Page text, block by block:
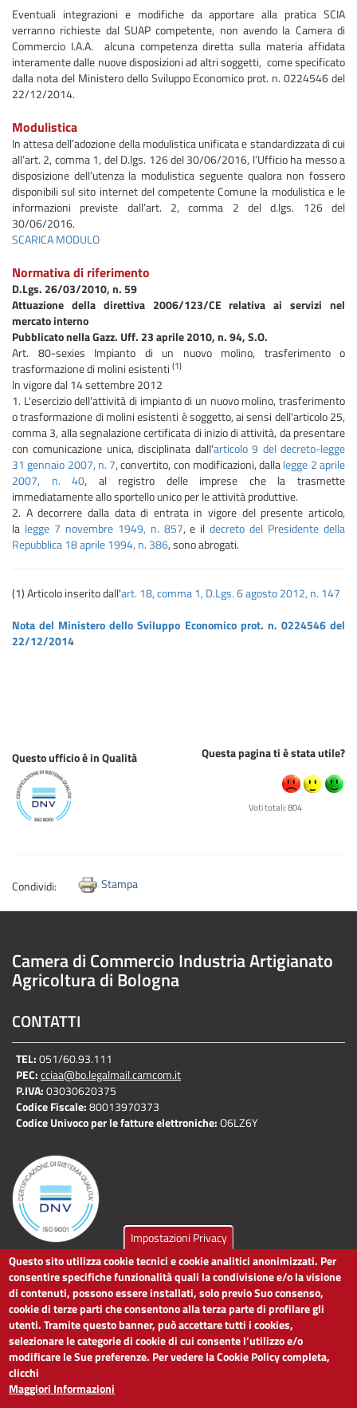
Eventuali integrazioni e modifiche da apportare alla pratica SCIA
verranno richieste dal SUAP competente, non avendo la Camera di
Commercio I.A.A. alcuna competenza diretta sulla materia affidata
interamente dalle nuove disposizioni ad altri soggetti, come specificato
dalla nota del Ministero dello Sviluppo Economico prot. n. 0224546 del
22/12/2014.
Modulistica
In attesa dell’adozione della modulistica unificata e standardizzata di cui
all’art. 2, comma 1, del D.lgs. 126 del 30/06/2016, l’Ufficio ha messo a
disposizione dell’utenza la modulistica seguente qualora non fossero
disponibili sul sito internet del competente Comune la modulistica e le
informazioni previste dall’art. 2, comma 2 del d.lgs. 126 del
30/06/2016.
SCARICA MODULO
Normativa di riferimento
D.Lgs. 26/03/2010, n. 59
Attuazione della direttiva 2006/123/CE relativa ai servizi nel
mercato interno
Pubblicato nella Gazz. Uff. 23 aprile 2010, n. 94, S.O.
Art. 80-sexies Impianto di un nuovo molino, trasferimento o
trasformazione di molini esistenti (1)
In vigore dal 14 settembre 2012
1. L'esercizio dell'attività di impianto di un nuovo molino, trasferimento
o trasformazione di molini esistenti è soggetto, ai sensi dell'articolo 25,
comma 3, alla segnalazione certificata di inizio di attività, da presentare
con comunicazione unica, disciplinata dall'articolo 9 del decreto-legge
31 gennaio 2007, n. 7, convertito, con modificazioni, dallalegge 2 aprile
2007, n. 40, al registro delle imprese che la trasmette
immediatamente allo sportello unico per le attività produttive.
2. A decorrere dalla data di entrata in vigore del presente articolo,
la legge 7 novembre 1949, n. 857, e ildecreto del Presidente della
Repubblica 18 aprile 1994, n. 386, sono abrogati.
(1) Articolo inserito dall'art. 18, comma 1, D.Lgs. 6 agosto 2012, n. 147
Nota del Ministero dello Sviluppo Economico prot. n. 0224546 del
22/12/2014
Questa pagina ti è stata utile?
Voti totali: 804
Questo ufficio è in Qualità
Condividi: Stampa
Camera di Commercio Industria Artigianato
Agricoltura di Bologna
CONTATTI
TEL:051/60.93.111
PEC:cciaa@bo.legalmail.camcom.it
P.IVA:03030620375
Codice Fiscale:80013970373
Codice Univoco per le fatture elettroniche:O6LZ6Y
LINK UTILI
Dichiarazione di accessibilità
Obiettivi di accessibilità
Segnalaci problemi di accessibilità
Note legali
Privacy
Accesso riservato
Impostazioni Privacy
Questo sito utilizza cookie tecnici e cookie analitici anonimizzati. Per
consentire specifiche funzionalità quali la condivisione e/o la visione
di contenuti, possono essere installati, solo previo Suo consenso,
cookie di terze parti che consentono alla terza parte di profilare gli
utenti. Tramite questo banner, può accettare tutti i cookies,
selezionare le categorie di cookie di cui consente l’utilizzo e/o
modificare le Sue preferenze. Per vedere la Cookie Policy completa,
clicchi
Maggiori Informazioni